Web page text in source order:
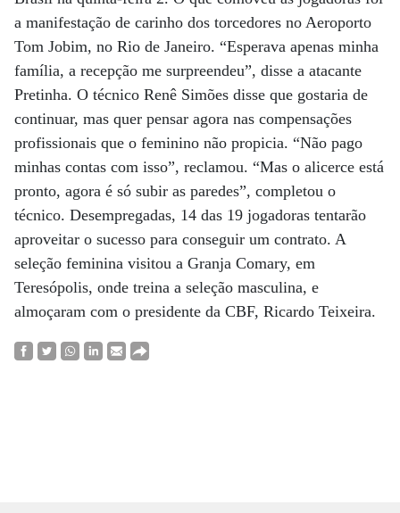
a manifestação de carinho dos torcedores no Aeroporto
Tom Jobim, no Rio de Janeiro. “Esperava apenas minha
família, a recepção me surpreendeu”, disse a atacante
Pretinha. O técnico Renê Simões disse que gostaria de
continuar, mas quer pensar agora nas compensações
profissionais que o feminino não propicia. “Não pago
minhas contas com isso”, reclamou. “Mas o alicerce está
pronto, agora é só subir as paredes”, completou o
técnico. Desempregadas, 14 das 19 jogadoras tentarão
aproveitar o sucesso para conseguir um contrato. A
seleção feminina visitou a Granja Comary, em
Teresópolis, onde treina a seleção masculina, e
almoçaram com o presidente da CBF, Ricardo Teixeira.